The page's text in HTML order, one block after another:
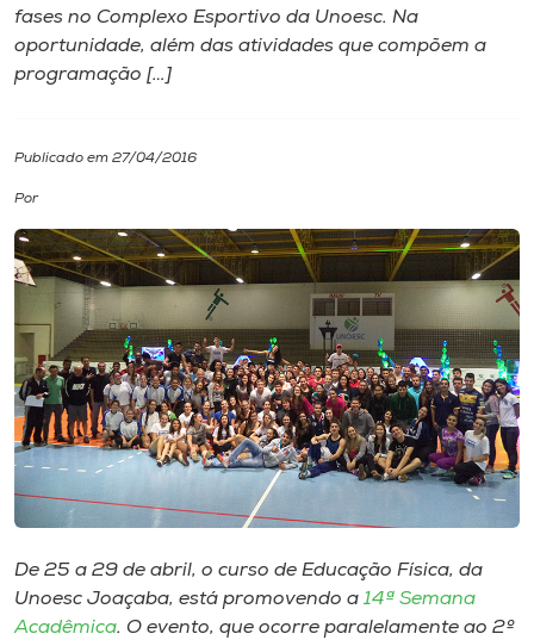
I.nova
Cultura
CPA
Biblioteca
Editora
Rádio
Unoesc
fases no Complexo Esportivo da Unoesc. Na
oportunidade, além das atividades que compõem a
programação […]
Publicado em 27/04/2016
Por
De 25 a 29 de abril, o curso de Educação Física, da
Unoesc Joaçaba, está promovendo a 14ª Semana
Acadêmica. O evento, que ocorre paralelamente ao 2º